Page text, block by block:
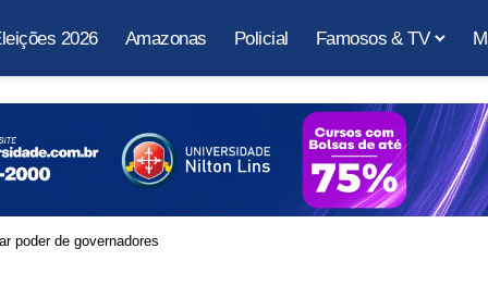
2026 Amazonas Policial Famosos & TV
poder de governadores